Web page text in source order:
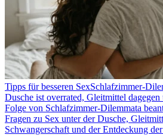
Tipps für besseren SexSchlafzimmer-
Dusche ist overrated, Gleitmittel dagegen
Folge von Schlafzimmer-Dilemmata
Fragen zu Sex unter der Dusche,
Schwangerschaft und der Entdeckung